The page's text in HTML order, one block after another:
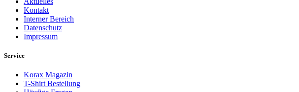
Kontakt
Interner Bereich
Datenschutz
Impressum
Service
Korax Magazin
T-Shirt Bestellung